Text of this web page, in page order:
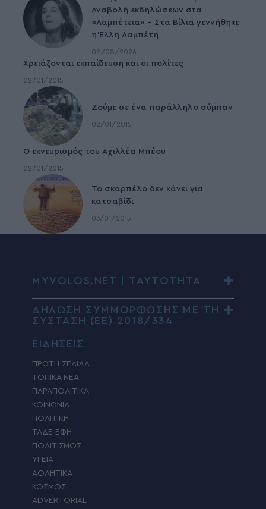
Αναβολή εκδηλώσεων στα
«Λαμπέτεια» – Στα Βίλια γεννήθηκε
η Έλλη Λαμπέτη
08/08/2026
Χρειάζονται εκπαίδευση και οι πολίτες
02/01/2015
Ζούμε σε ένα παράλληλο σύμπαν
02/01/2015
Ο εκνευρισμός του Αχιλλέα Μπέου
02/01/2015
To σκαρπέλο δεν κάνει για
κατσαβίδι
03/01/2015
MYVOLOS.NET | ΤΑΥΤΟΤΗΤΑ
ΔΗΛΩΣΗ ΣΥΜΜΟΡΦΩΣΗΣ ΜΕ ΤΗ
ΣΥΣΤΑΣΗ (ΕΕ) 2018/334
ΕΙΔΗΣΕΙΣ
ΠΡΩΤΗ ΣΕΛΙΔΑ
ΤΟΠΙΚΑ ΝΕΑ
ΠΑΡΑΠΟΛΙΤΙΚΑ
ΚΟΙΝΩΝΙΑ
ΠΟΛΙΤΙΚΗ
ΤΑΔΕ ΕΦΗ
ΠΟΛΙΤΙΣΜΟΣ
ΥΓΕΙΑ
ΑΘΛΗΤΙΚΑ
ΚΟΣΜΟΣ
ADVERTORIAL